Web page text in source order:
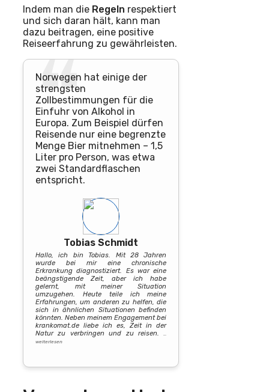
Indem man die Regeln respektiert
und sich daran hält, kann man
dazu beitragen, eine positive
Reiseerfahrung zu gewährleisten.
Norwegen hat einige der
strengsten
Zollbestimmungen für die
Einfuhr von Alkohol in
Europa. Zum Beispiel dürfen
Reisende nur eine begrenzte
Menge Bier mitnehmen – 1,5
Liter pro Person, was etwa
zwei Standardflaschen
entspricht.
Tobias Schmidt
Hallo, ich bin Tobias. Mit 28 Jahren
wurde bei mir eine chronische
Erkrankung diagnostiziert. Es war eine
beängstigende Zeit, aber ich habe
gelernt, mit meiner Situation
umzugehen. Heute teile ich meine
Erfahrungen, um anderen zu helfen, die
sich in ähnlichen Situationen befinden
könnten. Neben meinem Engagement bei
krankomat.de liebe ich es, Zeit in der
Natur zu verbringen und zu reisen.
weiterlesen